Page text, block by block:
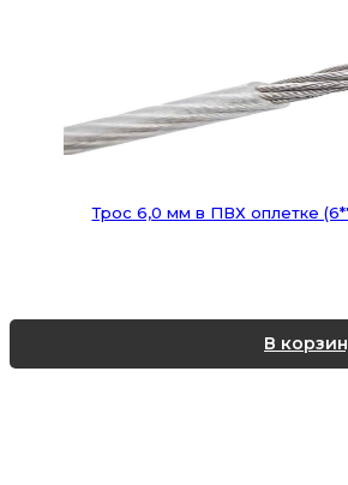
Трос 6,0 мм в ПВХ оплетке
В